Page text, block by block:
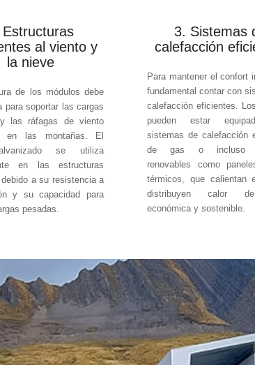
Estructuras
al viento y
la nieve
de los módulos debe
para soportar las cargas
las ráfagas de viento
en las montañas. El
se utiliza
en las estructuras
debido a su resistencia a
y su capacidad para
pesadas.
3. Sistemas
calefacción
Para mantener el confort
fundamental contar con
calefacción eficientes.
pueden estar
sistemas de calefacción
de gas o incluso
renovables como
térmicos, que calientan
distribuyen calor
económica y sostenible.